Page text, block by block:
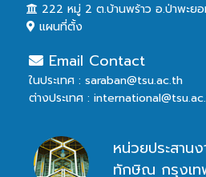
222 หมู่ 2 ต.บ้านพร้าว อ.ป่าพะย
แผนที่ตั้ง
Email Contact
ในประเทศ : saraban@tsu.ac.th
ต่างประเทศ :
หน่วยประสาน
ทักษิณ กรุงเท